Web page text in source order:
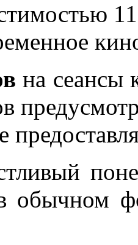
на сеансы
обычном